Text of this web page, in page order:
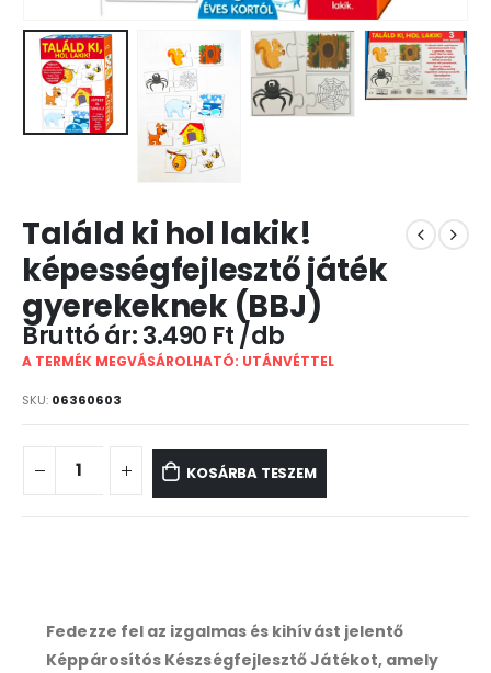
Találd ki hol lakik!
képességfejlesztő játék
gyerekeknek (BBJ)
3.490 Ft
A TERMÉK MEGVÁSÁROLHATÓ: UTÁNVÉTTEL
SKU: 06360603
KOSÁRBA TESZEM
Fedezze fel az izgalmas és kihívást jelentő
Képpárosítós Készségfejlesztő Játékot, amely